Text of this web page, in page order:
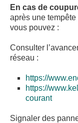
En cas de
après une
vous pouvez :
Consulter
réseau :
https://
https://
courant
Signaler des